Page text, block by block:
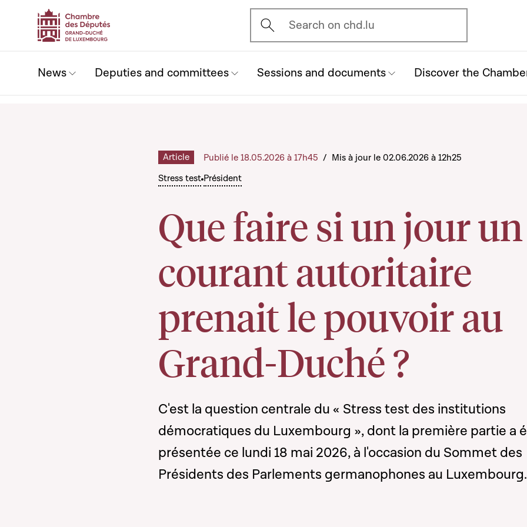
Ouvrir l'écran de recherche
Search on chd.lu
News Deputies and committees Sessions and documents Discover the
Stress test Président
Que faire si un jour un
courant autoritaire
prenait le pouvoir au
Grand-Duché ?
Article Publié le 18.05.2026 à 17h45 / Mis à jour le 02.06.2026 à 12h25
C'est la question centrale du « Stress test des institutions
démocratiques du Luxembourg », dont la première partie a
présentée ce lundi 18 mai 2026, à l'occasion du Sommet des
Présidents des Parlements germanophones au Luxembourg.